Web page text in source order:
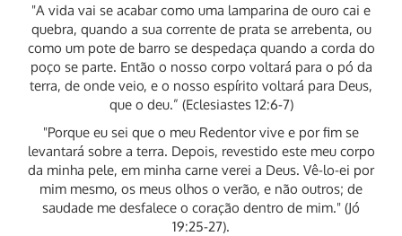
"A vida vai se acabar como uma lamparina de ouro cai e
quebra, quando a sua corrente de prata se arrebenta, ou
como um pote de barro se despedaça quando a corda do
poço se parte. Então o nosso corpo voltará para o pó da
terra, de onde veio, e o nosso espírito voltará para Deus,
que o deu.” (Eclesiastes 12:6-7)
"Porque eu sei que o meu Redentor vive e por fim se
levantará sobre a terra. Depois, revestido este meu corpo
da minha pele, em minha carne verei a Deus. Vê-lo-ei por
mim mesmo, os meus olhos o verão, e não outros; de
saudade me desfalece o coração dentro de mim." (Jó
19:25-27).